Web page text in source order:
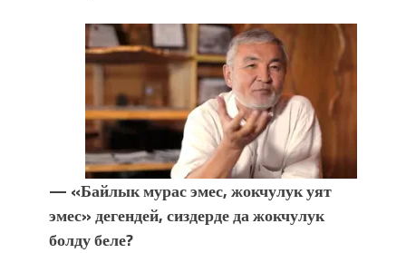
— «Байлык мурас эмес, жокчулук уят
эмес» дегендей, сиздерде да жокчулук
болду беле?